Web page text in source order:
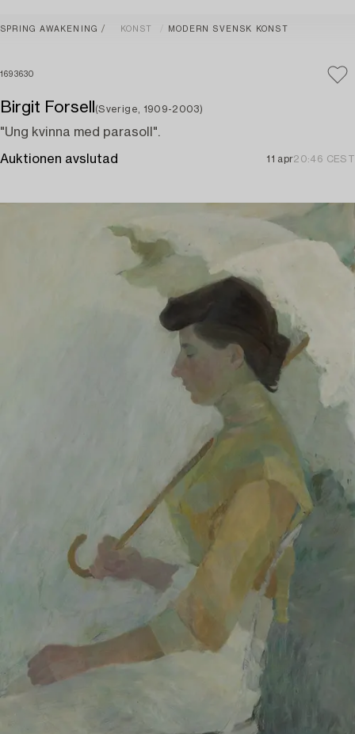
SPRING AWAKENING KONST MODERN SVENSK KONST
1693630
Birgit Forsell (Sverige, 1909-2003)
"Ung kvinna med parasoll".
Auktionen avslutad 11 apr20:46 CEST